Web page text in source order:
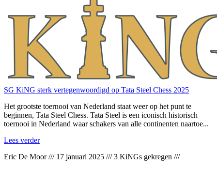
SG KiNG sterk vertegenwoordigd op Tata Steel Chess 2025
Het grootste toernooi van Nederland staat weer op het punt te
beginnen, Tata Steel Chess. Tata Steel is een iconisch historisch
toernooi in Nederland waar schakers van alle continenten naartoe...
Lees verder
Eric De Moor/// 17 januari 2025 ///3 KiNGs gekregen ///